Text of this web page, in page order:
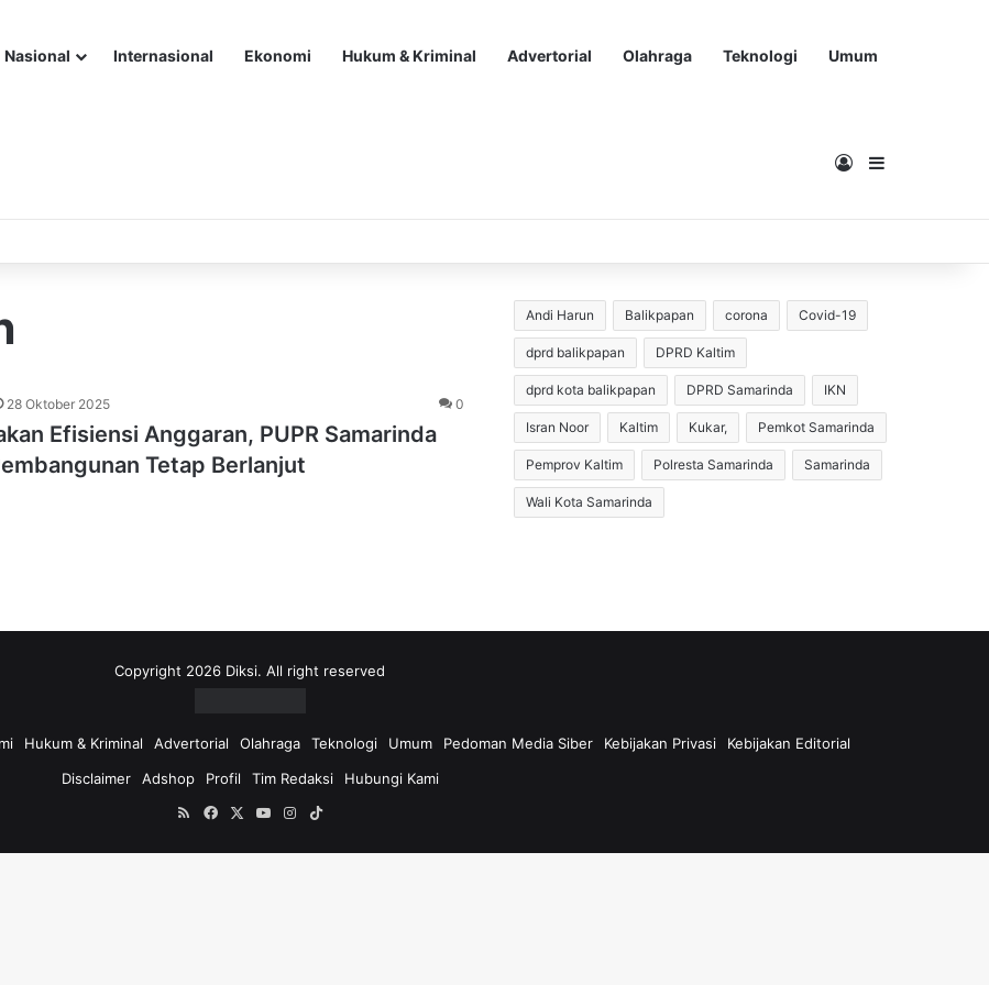
Nasional Internasional Ekonomi Hukum & Kriminal Advertorial Olahraga Teknologi Umum
Masuk
28 Oktober 2025 0
Efisiensi Anggaran, PUPR Samarinda
Tetap Berlanjut
Andi Harun Balikpapan corona Covid-19
dprd balikpapan DPRD Kaltim
dprd kota balikpapan DPRD Samarinda IKN
Isran Noor Kaltim Kukar, Pemkot Samarinda
Pemprov Kaltim Polresta Samarinda Samarinda
Wali Kota Samarinda
Copyright 2026 Diksi. All right reserved
Hukum & Kriminal Advertorial Olahraga Teknologi Umum Pedoman Media Siber Kebijakan Privasi
Kebijakan Editorial
Disclaimer
Adshop Profil Tim Redaksi
Hubungi Kami
RSSFacebookYouTubeInstagram
TikTok